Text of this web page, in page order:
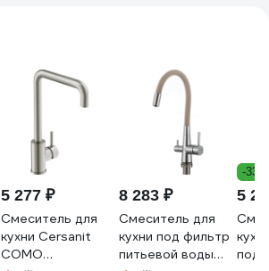
5 277 ₽
Смеситель для
кухни Cersanit
COMO
8 283 ₽
Смеситель для
кухни под фильтр
питьевой воды
-33%
5
под